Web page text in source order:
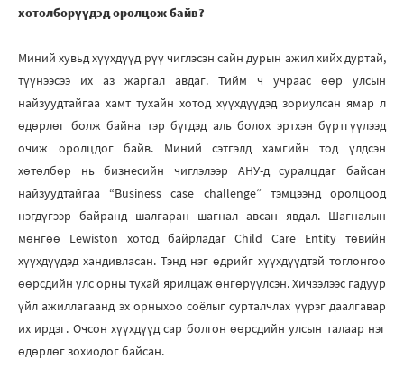
хөтөлбөрүүдэд оролцож байв?
Миний хувьд хүүхдүүд рүү чиглэсэн сайн дурын ажил хийх дуртай,
түүнээсээ их аз жаргал авдаг. Тийм ч учраас өөр улсын
найзуудтайгаа хамт тухайн хотод хүүхдүүдэд зориулсан ямар л
өдөрлөг болж байна тэр бүгдэд аль болох эртхэн бүртгүүлээд
очиж оролцдог байв. Миний сэтгэлд хамгийн тод үлдсэн
хөтөлбөр нь бизнесийн чиглэлээр АНУ-д суралцдаг байсан
найзуудтайгаа “Business case challenge” тэмцээнд оролцоод
нэгдүгээр байранд шалгаран шагнал авсан явдал. Шагналын
мөнгөө Lewiston хотод байрладаг Child Care Entity төвийн
хүүхдүүдэд хандивласан. Тэнд нэг өдрийг хүүхдүүдтэй тоглонгоо
өөрсдийн улс орны тухай ярилцаж өнгөрүүлсэн. Хичээлээс гадуур
үйл ажиллагаанд эх орныхоо соёлыг сурталчлах үүрэг даалгавар
их ирдэг. Очсон хүүхдүүд сар болгон өөрсдийн улсын талаар нэг
өдөрлөг зохиодог байсан.